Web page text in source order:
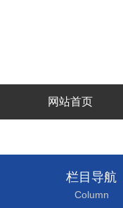
网站首页
栏目导航
Column